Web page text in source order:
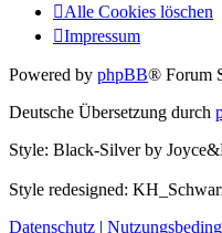
Alle Cookies löschen
Impressum
Powered by phpBB® Forum
Deutsche Übersetzung durch
Style: Black-Silver by
Style redesigned:
Datenschutz |